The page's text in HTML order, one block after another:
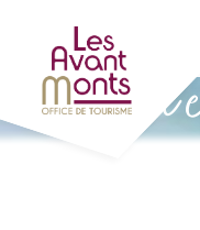
Vivez